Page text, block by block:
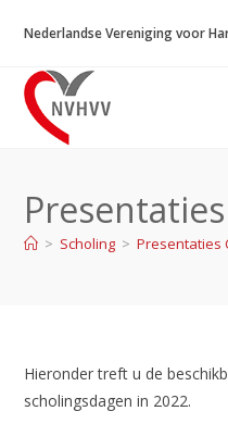
naar
inhoud
Nederlandse Vereniging voor
Presentaties
> Scholing > Presentaties
Hieronder treft u de
scholingsdagen in 2022.